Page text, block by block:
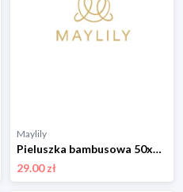
Maylily
Pieluszka bambusowa 50x50 - Kamyczki róż - OUTLET
29.00 zł